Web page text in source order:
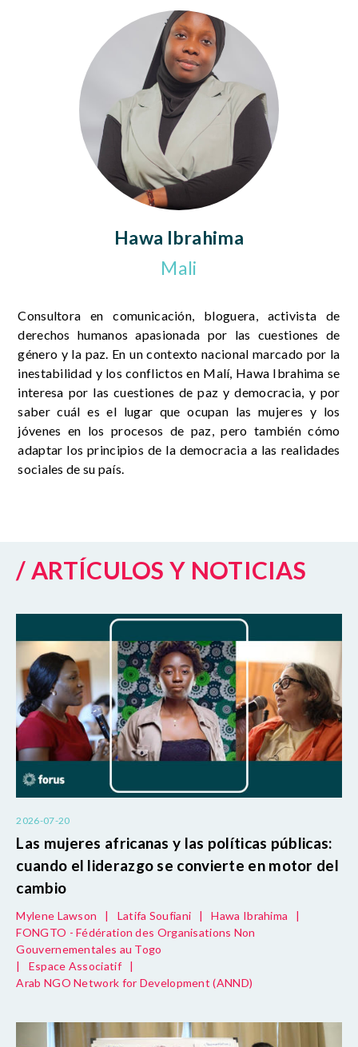
Hawa Ibrahima
Mali
Consultora en comunicación, bloguera, activista de
derechos humanos apasionada por las cuestiones de
género y la paz. En un contexto nacional marcado por la
inestabilidad y los conflictos en Malí, Hawa Ibrahima se
interesa por las cuestiones de paz y democracia, y por
saber cuál es el lugar que ocupan las mujeres y los
jóvenes en los procesos de paz, pero también cómo
adaptar los principios de la democracia a las realidades
sociales de su país.
/ ARTÍCULOS Y NOTICIAS
2026-07-20
Las mujeres africanas y las políticas públicas:
cuando el liderazgo se convierte en motor del
cambio
Mylene Lawson | Latifa Soufiani | Hawa Ibrahima
|
FONGTO - Fédération des Organisations Non
Gouvernementales au Togo
|
Espace Associatif
|
Arab NGO Network for Development (ANND)